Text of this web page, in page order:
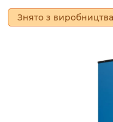
Знято з виробництва